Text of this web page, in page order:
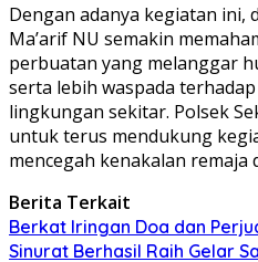
Dengan adanya kegiatan ini,
Ma’arif NU semakin
perbuatan yang melanggar
serta lebih waspada
lingkungan sekitar. Polsek
untuk terus mendukung
mencegah kenakalan remaja
Berita Terkait
Berkat Iringan Doa dan
Sinurat Berhasil Raih Gelar